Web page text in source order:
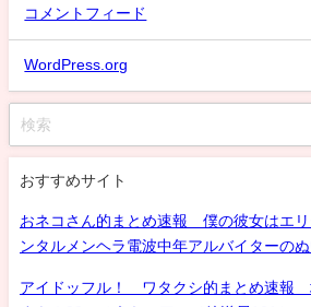
コメントフィード
WordPress.org
おすすめサイト
おネコさん的まとめ速報 僕の彼女はエリ
ンタルメンヘラ電波中年アルバイターの
アイドッフル！ ワタクシ的まとめ速報